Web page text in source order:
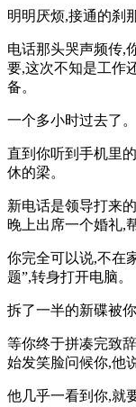
明明厌烦,接通的刹
电话那头哭声频传
要,这次不知是工作
备。
一个多小时过去了。
直到你听到手机里
休的梁。
新电话是领导打来
晚上出席一个婚礼,
你完全可以说,不在
题”,转身打开电脑。
拆了一半的新碟被你
等你终于拼凑完致
始发笑脸问候你,他
他几乎一看到你,就